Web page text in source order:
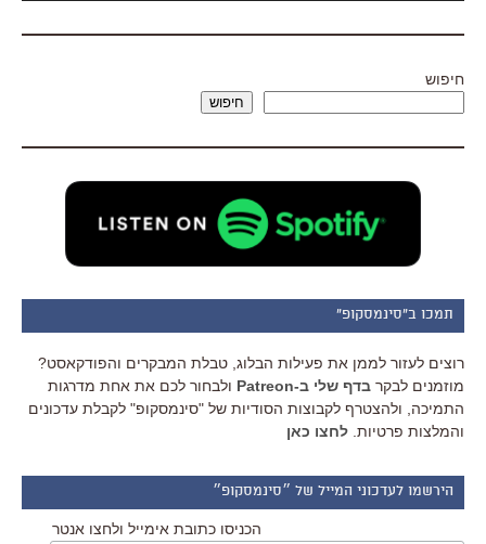
חיפוש
חיפוש
תמכו ב"סינמסקופ"
רוצים לעזור לממן את פעילות הבלוג, טבלת המבקרים והפודקאסט?
מוזמנים לבקר בדף שלי ב-Patreon
ולבחור לכם את אחת מדרגות
התמיכה, ולהצטרף לקבוצות הסודיות של "סינמסקופ" לקבלת עדכונים
והמלצות פרטיות. לחצו כאן
הירשמו לעדכוני המייל של ״סינמסקופ״
הכניסו כתובת אימייל ולחצו אנטר